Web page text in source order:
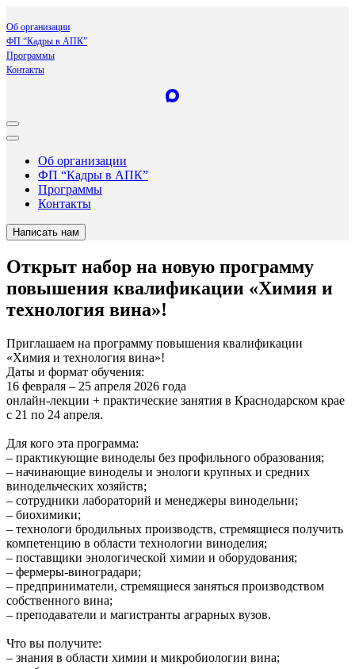
Об организации
ФП “Кадры в АПК”
Программы
Контакты
Об организации
ФП “Кадры в АПК”
Программы
Контакты
Написать нам
Открыт набор на новую программу
повышения квалификации «Химия и
технология вина»!
Приглашаем на программу повышения квалификации
«Химия и технология вина»!
Даты и формат обучения:
16 февраля – 25 апреля 2026 года
онлайн-лекции + практические занятия в Краснодарском крае
с 21 по 24 апреля.
Для кого эта программа:
– практикующие виноделы без профильного образования;
– начинающие виноделы и энологи крупных и средних
винодельческих хозяйств;
– сотрудники лабораторий и менеджеры винодельни;
– биохимики;
– технологи бродильных производств, стремящиеся получить
компетенцию в области технологии виноделия;
– поставщики энологической химии и оборудования;
– фермеры-виноградари;
– предприниматели, стремящиеся заняться производством
собственного вина;
– преподаватели и магистранты аграрных вузов.
Что вы получите:
– знания в области химии и микробиологии вина;